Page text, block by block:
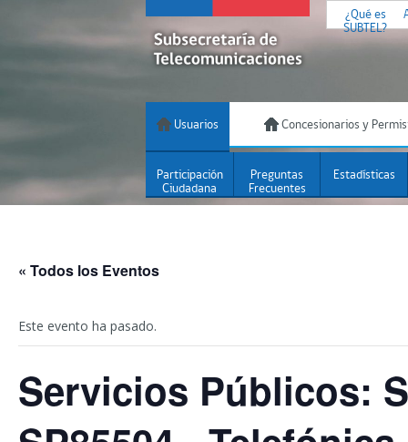
¿Qué es
SUBTEL?
Usuarios Concesionarios y
Participación
Ciudadana
Preguntas
Frecuentes
Estadísticas
« Todos los Eventos
Este evento ha pasado.
Servicios Públicos: